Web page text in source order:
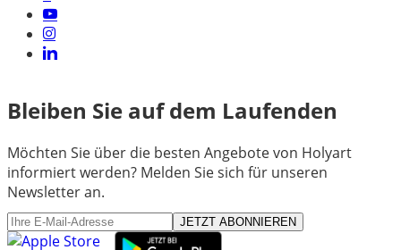
Bleiben Sie auf dem Laufenden
Möchten Sie über die besten Angebote von Holyart
informiert werden? Melden Sie sich für unseren
Newsletter an.
JETZT ABONNIEREN